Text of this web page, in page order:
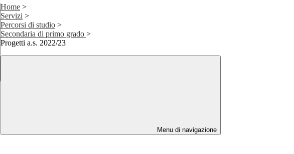
Home >
Servizi >
Percorsi di studio >
Secondaria di primo grado >
Progetti a.s. 2022/23
Menu di navigazione